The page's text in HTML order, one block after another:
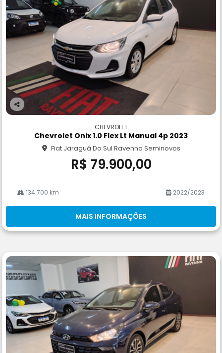
Co
CHEVROLET
Chevrolet Onix 1.0 Flex Lt Manual 4p 2023
Fiat Jaraguá Do Sul Ravenna Seminovos
R$ 79.900,00
134.700 km 2022/2023
MAIS INFORMAÇÕES